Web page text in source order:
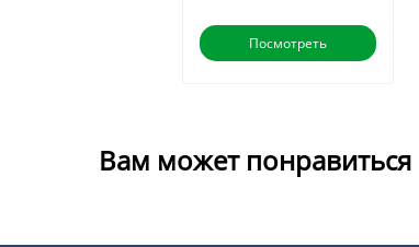
Посмотреть
Вам может понравиться